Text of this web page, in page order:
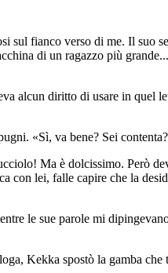
sul fianco verso di me. Il
di un ragazzo più
alcun diritto di usare in
«Sì, va bene? Sei
Ma è dolcissimo. Però
con lei, falle capire che la
le sue parole mi
Kekka spostò la gamba